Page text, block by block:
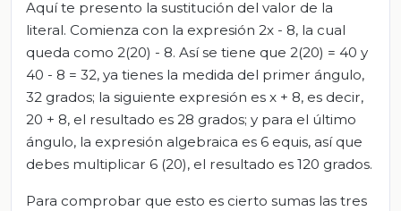
Aquí te presento la sustitución del valor de la
literal. Comienza con la expresión 2x - 8, la cual
queda como 2(20) - 8. Así se tiene que 2(20) = 40 y
40 - 8 = 32, ya tienes la medida del primer ángulo,
32 grados; la siguiente expresión es x + 8, es decir,
20 + 8, el resultado es 28 grados; y para el último
ángulo, la expresión algebraica es 6 equis, así que
debes multiplicar 6 (20), el resultado es 120 grados.
Para comprobar que esto es cierto sumas las tres